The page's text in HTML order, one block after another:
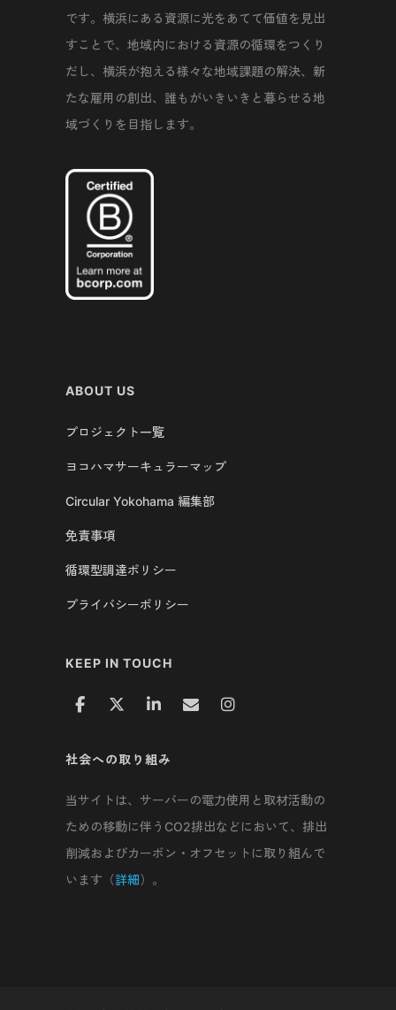
です。横浜にある資源に光をあてて価値を見出
すことで、地域内における資源の循環をつくり
だし、横浜が抱える様々な地域課題の解決、新
たな雇用の創出、誰もがいきいきと暮らせる地
域づくりを目指します。
ABOUT US
プロジェクト一覧
ヨコハマサーキュラーマップ
Circular Yokohama 編集部
免責事項
循環型調達ポリシー
プライバシーポリシー
KEEP IN TOUCH
社会への取り組み
当サイトは、サーバーの電力使用と取材活動の
ための移動に伴うCO2排出などにおいて、排出
削減およびカーボン・オフセットに取り組んで
います（詳細）。